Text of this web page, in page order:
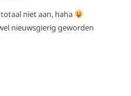
niet aan, haha
nieuwsgierig geworden